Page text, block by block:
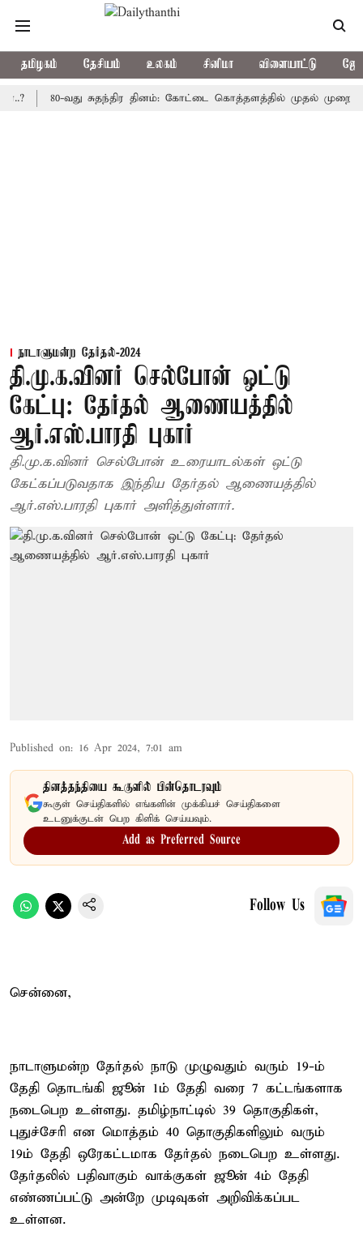
தமிழகம் தேசியம் உலகம் சினிமா விளையாட்டு
80-வது சுதந்திர தினம்: கோட்டை கொத்தளத்தில் முதல் முறையாக
நாடாளுமன்ற தேர்தல்-2024
தி.மு.க.வினர் செல்போன் ஒட்டு
கேட்பு: தேர்தல் ஆணையத்தில்
ஆர்.எஸ்.பாரதி புகார்
தி.மு.க.வினர் செல்போன் உரையாடல்கள் ஒட்டு
கேட்கப்படுவதாக இந்திய தேர்தல் ஆணையத்தில்
ஆர்.எஸ்.பாரதி புகார் அளித்துள்ளார்.
Published on: 16 Apr 2024, 7:01 am
தினத்தந்தியை கூகுளில் பின்தொடரவும்
கூகுள் செய்திகளில் எங்களின் முக்கியச் செய்திகளை
உடனுக்குடன் பெற கிளிக் செய்யவும்.
Add as Preferred Source
Follow Us
சென்னை,
நாடாளுமன்ற தேர்தல் நாடு முழுவதும் வரும் 19-ம்
தேதி தொடங்கி ஜூன் 1ம் தேதி வரை 7 கட்டங்களாக
நடைபெற உள்ளது. தமிழ்நாட்டில் 39 தொகுதிகள்,
புதுச்சேரி என மொத்தம் 40 தொகுதிகளிலும் வரும்
19ம் தேதி ஒரேகட்டமாக தேர்தல் நடைபெற உள்ளது.
தேர்தலில் பதிவாகும் வாக்குகள் ஜூன் 4ம் தேதி
எண்ணப்பட்டு அன்றே முடிவுகள் அறிவிக்கப்பட
உள்ளன.